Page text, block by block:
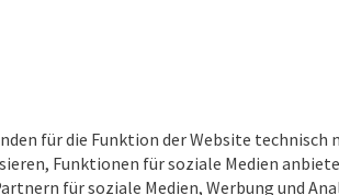
für die Funktion der Website
Funktionen für soziale Medien
für soziale Medien, Werbung und